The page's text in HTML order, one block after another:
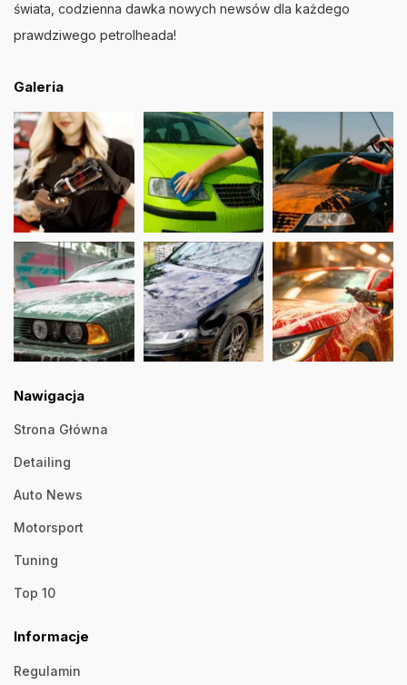
świata, codzienna dawka nowych newsów dla każdego
prawdziwego petrolheada!
Galeria
Nawigacja
Strona Główna
Detailing
Auto News
Motorsport
Tuning
Top 10
Informacje
Regulamin